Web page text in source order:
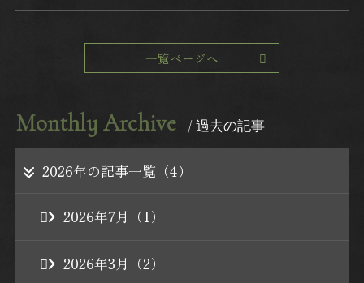
一覧ページへ
Monthly Archive / 過去の記事
2026年の記事一覧（4）
2026年7月（1）
2026年3月（2）